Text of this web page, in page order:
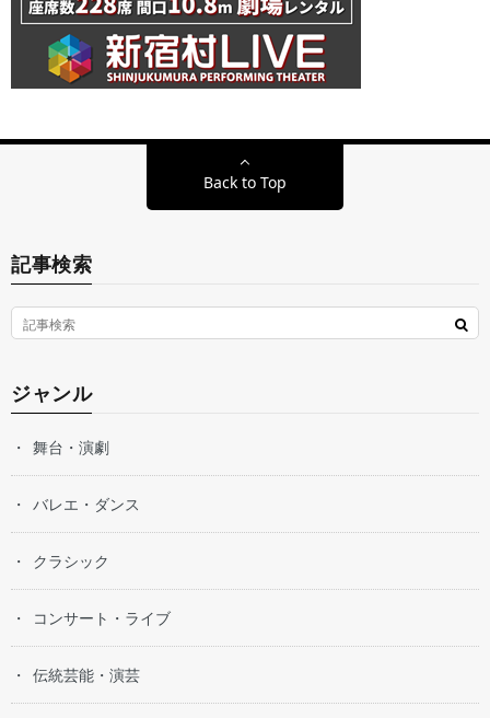
Back to Top
記事検索
ジャンル
舞台・演劇
バレエ・ダンス
クラシック
コンサート・ライブ
伝統芸能・演芸